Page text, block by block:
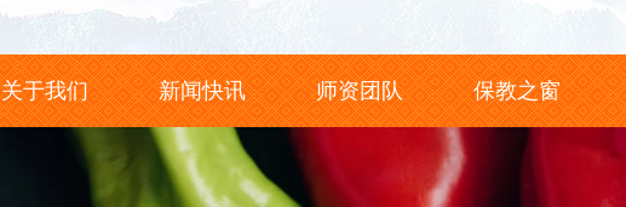
关于我们 新闻快讯 师资团队 保教之窗